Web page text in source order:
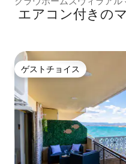
エアコン付きの
ゲストチョイス
ゲストチョイス